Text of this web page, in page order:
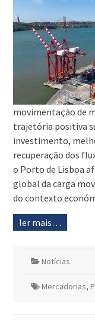
movimentação de
trajetória positiva
investimento,
recuperação dos
o Porto de Lisboa
global da carga
do contexto
ler mais…
Notícias
Mercadorias,